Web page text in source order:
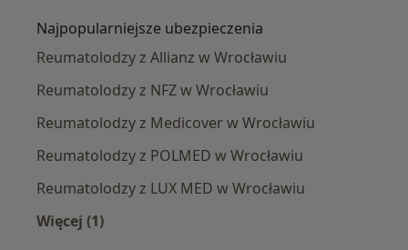
Najpopularniejsze ubezpieczenia
Reumatolodzy z Allianz w Wrocławiu
Reumatolodzy z NFZ w Wrocławiu
Reumatolodzy z Medicover w Wrocławiu
Reumatolodzy z POLMED w Wrocławiu
Reumatolodzy z LUX MED w Wrocławiu
Więcej (1)